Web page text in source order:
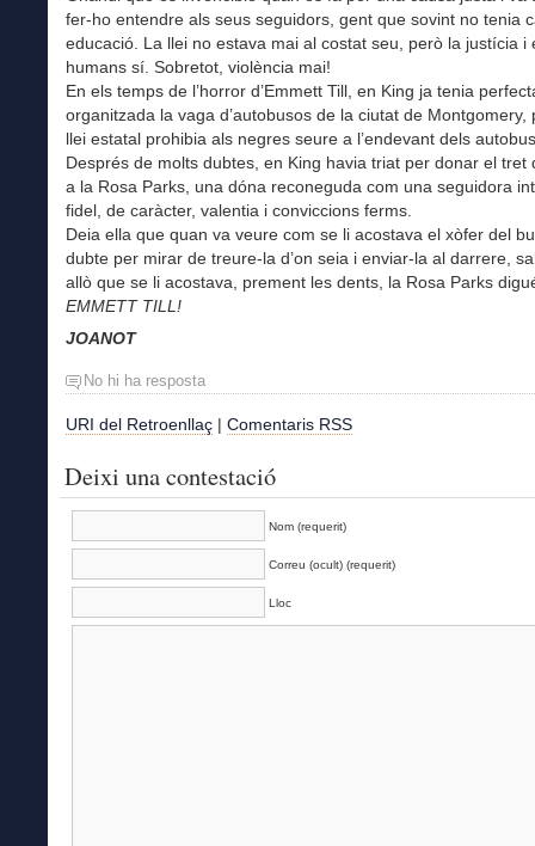
fer-ho entendre als seus seguidors, gent que sovint no tenia
educació. La llei no estava mai al costat seu, però la justícia i
humans sí. Sobretot, violència mai!
En els temps de l’horror d’Emmett Till, en King ja tenia
organitzada la vaga d’autobusos de la ciutat de Montgomery,
llei estatal prohibia als negres seure a l’endevant dels
Després de molts dubtes, en King havia triat per donar el tret
a la Rosa Parks, una dóna reconeguda com una seguidora
fidel, de caràcter, valentia i conviccions ferms.
Deia ella que quan va veure com se li acostava el xòfer del
dubte per mirar de treure-la d’on seia i enviar-la al darrere,
allò que se li acostava, prement les dents, la Rosa Parks
EMMETT TILL!
JOANOT
No hi ha resposta
URI del Retroenllaç | Comentaris RSS
Deixi una contestació
Nom (requerit)
Correu (ocult) (requerit)
Lloc